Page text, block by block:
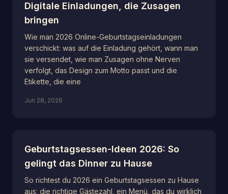
Digitale Einladungen, die Zusagen
bringen
Wie man 2026 Online-Geburtstagseinladungen
verschickt: was auf die Einladung gehört, wann man
sie versendet, wie man Zusagen ohne Nerven
verfolgt, das Design zum Motto passt und die
Etikette, die eine
Jun 28, 2026
Geburtstagsessen-Ideen 2026: So
gelingt das Dinner zu Hause
So richtest du 2026 ein Geburtstagsessen zu Hause
aus: die richtige Gästezahl, ein Menü, das du wirklich